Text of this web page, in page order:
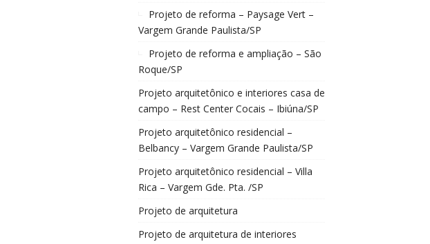
Projeto de reforma – Paysage Vert –
Vargem Grande Paulista/SP
Projeto de reforma e ampliação – São
Roque/SP
Projeto arquitetônico e interiores casa de
campo – Rest Center Cocais – Ibiúna/SP
Projeto arquitetônico residencial –
Belbancy – Vargem Grande Paulista/SP
Projeto arquitetônico residencial – Villa
Rica – Vargem Gde. Pta. /SP
Projeto de arquitetura
Projeto de arquitetura de interiores